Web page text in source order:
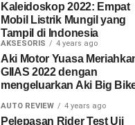
Kaleidoskop 2022: Empat
Mobil Listrik Mungil yang
Tampil di Indonesia
AKSESORIS 4 years ago
Aki Motor Yuasa
GIIAS 2022 dengan
mengeluarkan Aki Big
AUTO REVIEW 4 years ago
Pelepasan Rider Test Uji